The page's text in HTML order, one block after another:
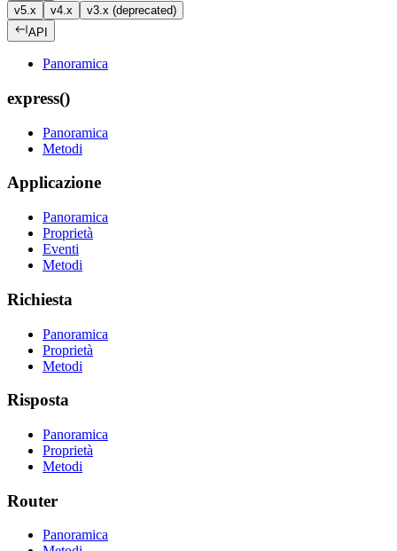
v5.x
v4.x
v3.x (deprecated)
API
Panoramica
express()
Panoramica
Metodi
Applicazione
Panoramica
Proprietà
Eventi
Metodi
Richiesta
Panoramica
Proprietà
Metodi
Risposta
Panoramica
Proprietà
Metodi
Router
Panoramica